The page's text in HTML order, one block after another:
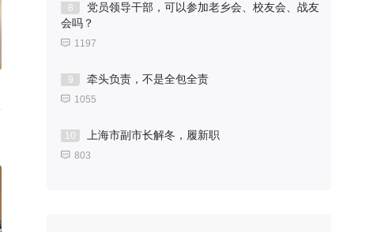
8
党员领导干部，可以参加老乡会、校友会、战友
会吗？
1197
9 牵头负责，不是全包全责
1055
10 上海市副市长解冬，履新职
803